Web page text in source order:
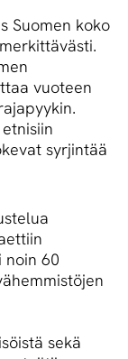
Suomen koko
vuoteen
syrjintää
noin 60
sekä